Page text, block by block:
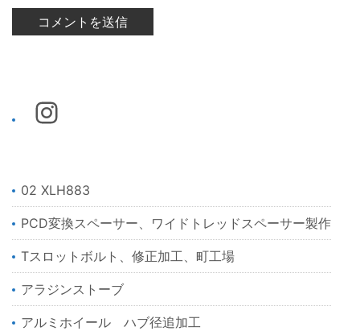
02 XLH883
PCD変換スペーサー、ワイドトレッドスペーサー製作
Tスロットボルト、修正加工、町工場
アラジンストーブ
アルミホイール ハブ径追加工